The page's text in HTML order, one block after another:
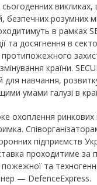
безпечних розумних
в рамках
та досягнення в
країни.
навчання,
умами галузі в
охоплення ринкових
підприємств
проходитиме за
та
— DefenceExpress.